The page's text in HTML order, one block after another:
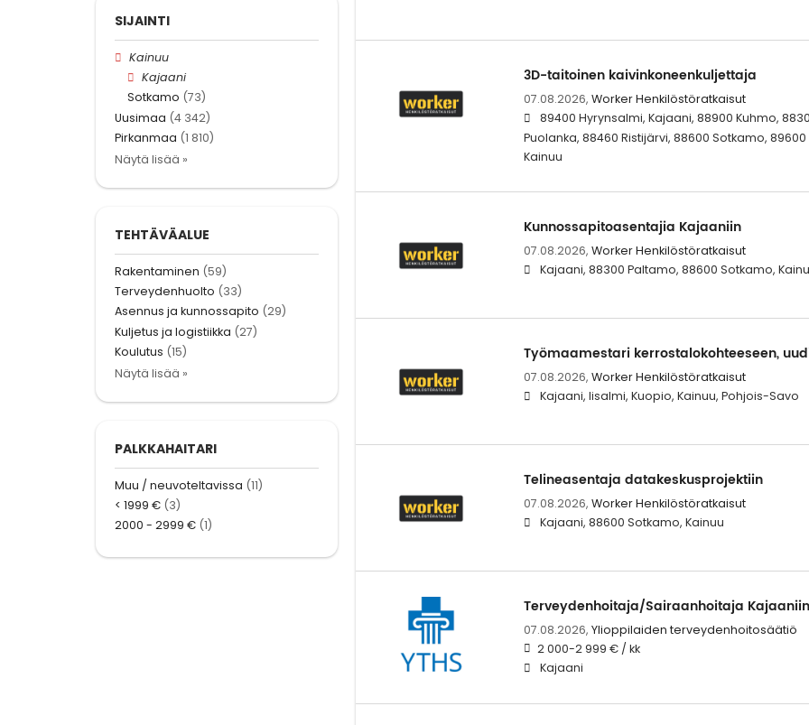
3D-taitoinen kaivinkoneenkuljettaja
07.08.2026, Worker Henkilöstöratkaisut
89400 Hyrynsalmi, Kajaani, 88900 Kuhmo,
Puolanka, 88460 Ristijärvi, 88600 Sotkamo,
Kainuu
Kunnossapitoasentajia Kajaaniin
07.08.2026, Worker Henkilöstöratkaisut
Kajaani, 88300 Paltamo, 88600 Sotkamo,
Työmaamestari kerrostalokohteeseen,
07.08.2026, Worker Henkilöstöratkaisut
Kajaani, Iisalmi, Kuopio, Kainuu, Pohjois-Savo
Telineasentaja datakeskusprojektiin
07.08.2026, Worker Henkilöstöratkaisut
Kajaani, 88600 Sotkamo, Kainuu
Terveydenhoitaja/Sairaanhoitaja Kajaaniin
07.08.2026, Ylioppilaiden terveydenhoitosäätiö
2 000-2 999 € / kk
Kajaani
SIJAINTI
Kainuu
Kajaani
Sotkamo (73)
Uusimaa (4 342)
Pirkanmaa (1 810)
Näytä lisää »
TEHTÄVÄALUE
Rakentaminen (59)
Terveydenhuolto (33)
Asennus ja kunnossapito (29)
Kuljetus ja logistiikka (27)
Koulutus (15)
Näytä lisää »
PALKKAHAITARI
Muu / neuvoteltavissa (11)
< 1999 € (3)
2000 - 2999 € (1)